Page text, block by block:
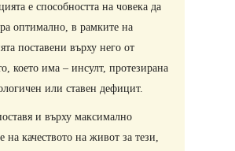
е способността на човека да
оптимално, в рамките на
поставени върху него от
което има – инсулт, протезирана
или ставен дефицит.
и върху максимално
на качеството на живот за тези,